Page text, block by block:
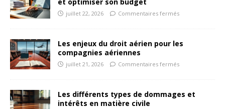
juillet 22, 2026 Commentaires fermés
Les enjeux du droit aérien pour les
compagnies aériennes
juillet 21, 2026 Commentaires fermés
Les différents types de dommages et
intérêts en matière civile